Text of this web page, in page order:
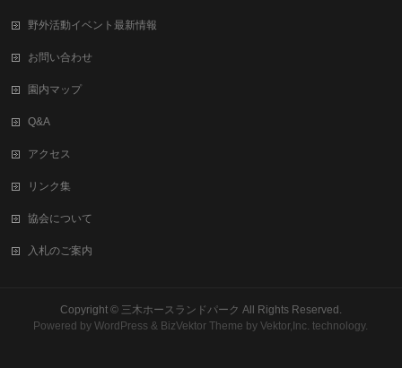
野外活動イベント最新情報
お問い合わせ
園内マップ
Q&A
アクセス
リンク集
協会について
入札のご案内
Copyright © 三木ホースランドパーク All Rights Reserved.
Powered byWordPress & BizVektor Theme byVektor,Inc. technology.